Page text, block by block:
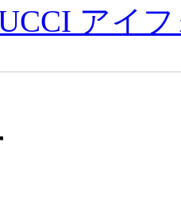
アイ